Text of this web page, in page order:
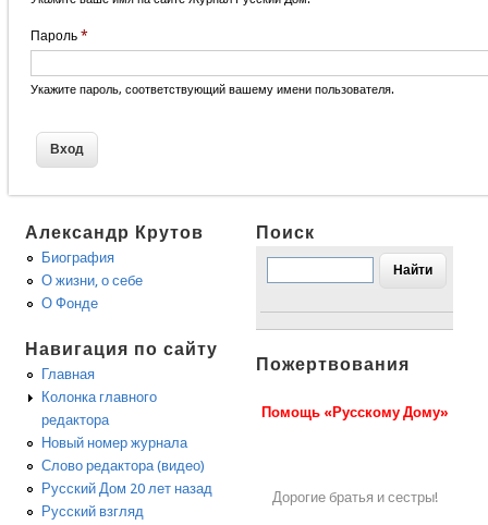
Пароль *
Укажите пароль, соответствующий вашему имени пользователя.
Александр Крутов
Биография
О жизни, о себе
О Фонде
Навигация по сайту
Главная
Колонка главного
редактора
Новый номер журнала
Слово редактора (видео)
Русский Дом 20 лет назад
Русский взгляд
Поиск
Пожертвования
Помощь «Русскому Дому»
Дорогие братья и сестры!